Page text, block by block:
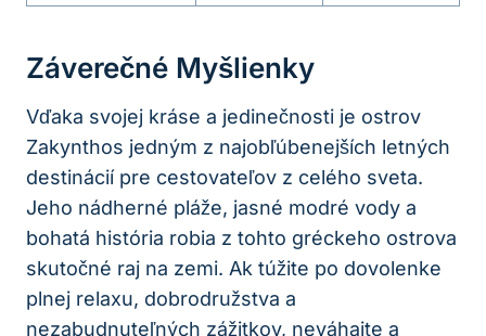
Záverečné Myšlienky
Vďaka svojej kráse a jedinečnosti je ostrov
Zakynthos jedným z najobľúbenejších letných
destinácií pre cestovateľov z celého sveta.
Jeho nádherné pláže, jasné modré vody a
bohatá história robia z tohto gréckeho ostrova
skutočné raj na zemi. Ak túžite po dovolenke
plnej relaxu, dobrodružstva a
nezabudnuteľných zážitkov, neváhajte a